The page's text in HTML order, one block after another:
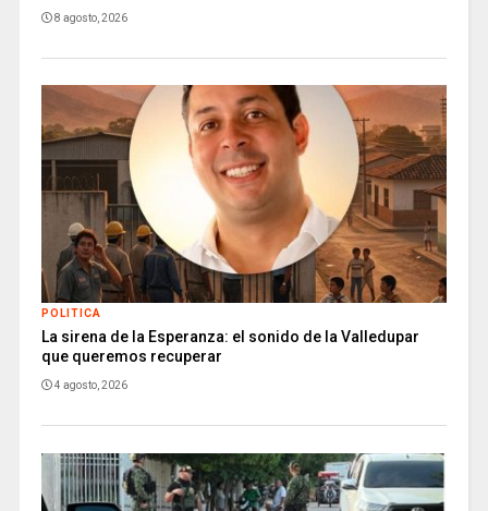
8 agosto, 2026
POLITICA
La sirena de la Esperanza: el sonido de la Valledupar
que queremos recuperar
4 agosto, 2026